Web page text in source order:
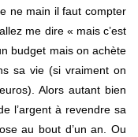
ne main il faut compter
me dire « mais c’est
budget mais on achète
sa vie (si vraiment on
Alors autant bien
l’argent à revendre sa
au bout d’un an. Ou